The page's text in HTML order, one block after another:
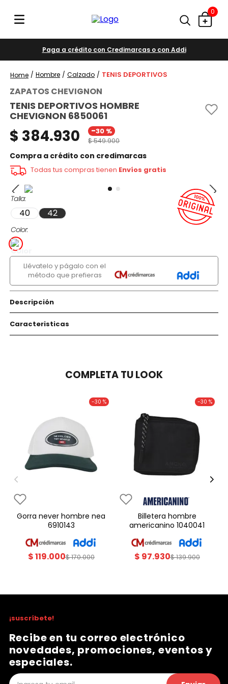
0
Paga a crédito con Credimarcas o con Addi
Hombre Calzado TENIS DEPORTIVOS
ZAPATOS CHEVIGNON
TENIS DEPORTIVOS HOMBRE
CHEVIGNON 6850061
$ 384.930 -30 %
$549.900
Compra a crédito con credimarcas
Todas tus compras tienen Envíos gratis
Talla
40 42
Color
Llévatelo y págalo con el
método que prefieras
Descripción
Caracteristicas
COMPLETA TU LOOK
-30 %
gorra never hombre nea
6910143
$119.000$170.000
-30 %
billetera hombre
americanino 1040041
$ 97.930$139.900
¡suscríbete!
Recibe en tu correo electrónico
novedades, promociones, eventos y
especiales.